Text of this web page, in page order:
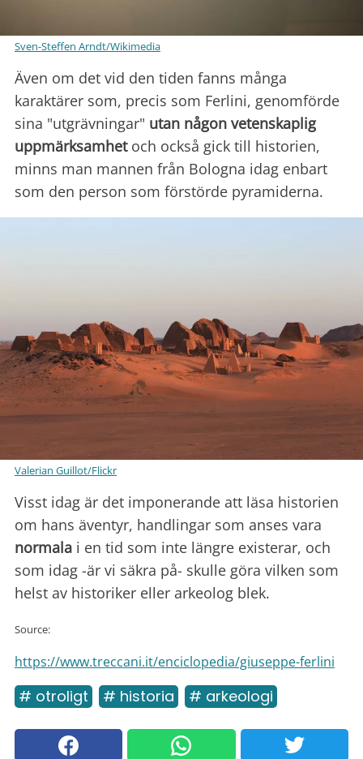
Sven-Steffen Arndt/Wikimedia
Även om det vid den tiden fanns många
karaktärer som, precis som Ferlini, genomförde
sina "utgrävningar" utan någon vetenskaplig
uppmärksamhetoch också gick till historien,
minns man mannen från Bologna idag enbart
som den person som förstörde pyramiderna.
Valerian Guillot/Flickr
Visst idag är det imponerande att läsa historien
om hans äventyr, handlingar som anses vara
normala i en tid som inte längre existerar, och
som idag -är vi säkra på- skulle göra vilken som
helst av historiker eller arkeolog blek.
Source:
https://www.treccani.it/enciclopedia/giuseppe-ferlini
# otroligt # historia # arkeologi